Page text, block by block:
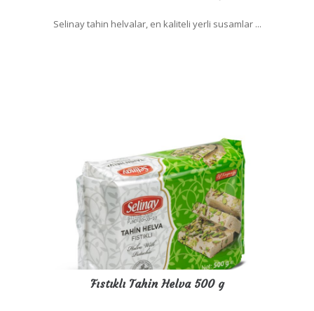
Selinay tahin helvalar, en kaliteli yerli susamlar ...
Fıstıklı Tahin Helva 500 g